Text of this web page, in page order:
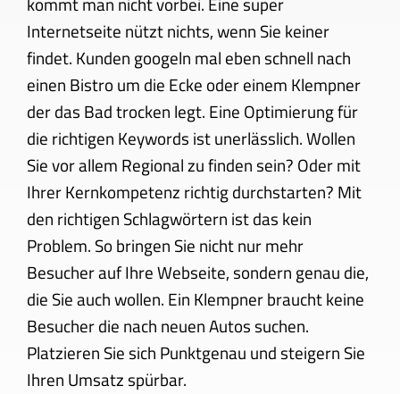
Internetseite nützt nichts, wenn Sie keiner
findet. Kunden googeln mal eben schnell nach
einen Bistro um die Ecke oder einem Klempner
der das Bad trocken legt. Eine Optimierung für
die richtigen Keywords ist unerlässlich. Wollen
Sie vor allem Regional zu finden sein? Oder mit
Ihrer Kernkompetenz richtig durchstarten? Mit
den richtigen Schlagwörtern ist das kein
Problem. So bringen Sie nicht nur mehr
Besucher auf Ihre Webseite, sondern genau die,
die Sie auch wollen. Ein Klempner braucht keine
Besucher die nach neuen Autos suchen.
Platzieren Sie sich Punktgenau und steigern Sie
Ihren Umsatz spürbar.